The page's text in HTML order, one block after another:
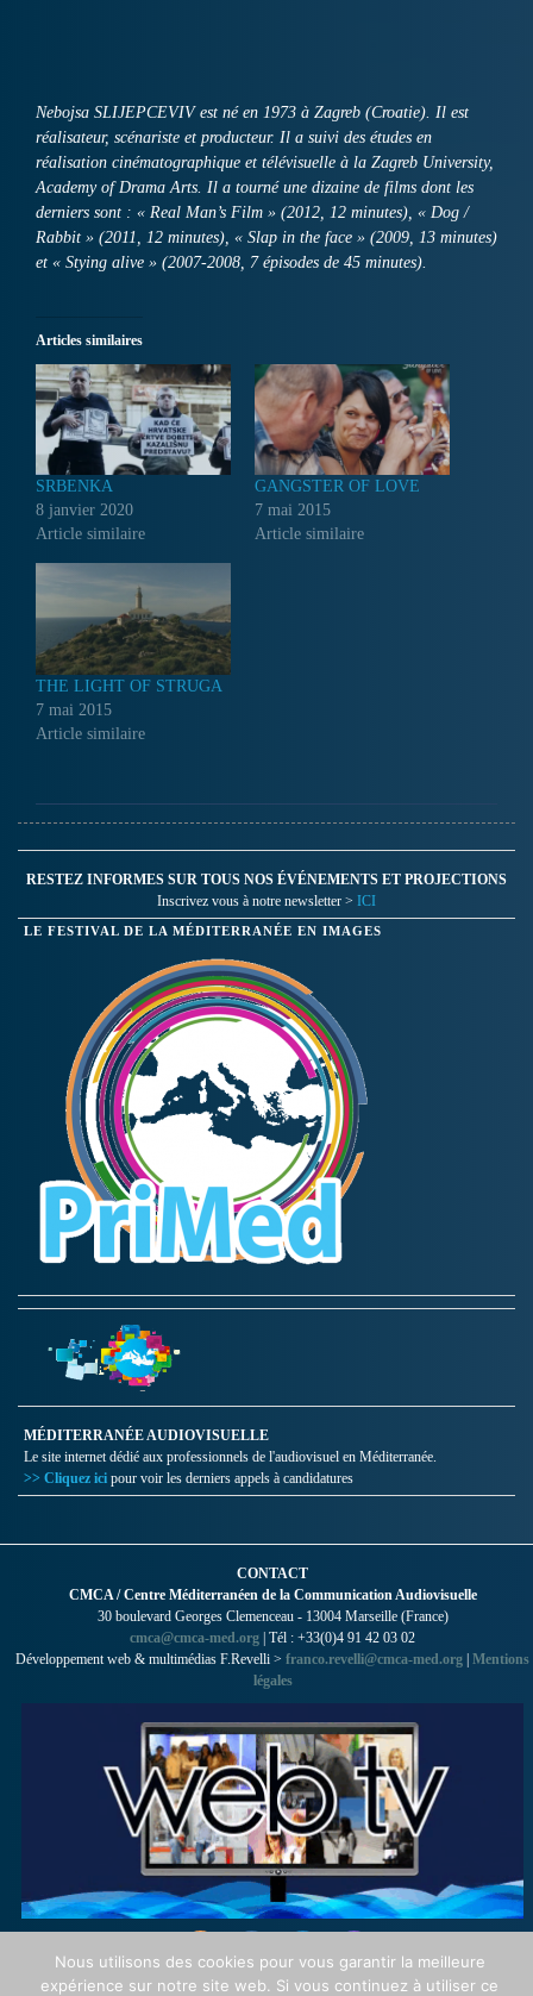
Nebojsa SLIJEPCEVIV est né en 1973 à Zagreb (Croatie). Il est
réalisateur, scénariste et producteur. Il a suivi des études en
réalisation cinématographique et télévisuelle à la Zagreb University,
Academy of Drama Arts. Il a tourné une dizaine de films dont les
derniers sont : « Real Man’s Film » (2012, 12 minutes), « Dog /
Rabbit » (2011, 12 minutes), « Slap in the face » (2009, 13 minutes)
et « Stying alive » (2007-2008, 7 épisodes de 45 minutes).
Articles similaires
SRBENKA
8 janvier 2020
Article similaire
GANGSTER OF LOVE
7 mai 2015
Article similaire
THE LIGHT OF STRUGA
7 mai 2015
Article similaire
RESTEZ INFORMES SUR TOUS NOS ÉVÉNEMENTS ET PROJECTIONS
Inscrivez vous à notre newsletter > ICI
LE FESTIVAL DE LA MÉDITERRANÉE EN IMAGES
MÉDITERRANÉE AUDIOVISUELLE
Le site internet dédié aux professionnels de l'audiovisuel en Méditerranée.
>> Cliquez ici pour voir les derniers appels à candidatures
CONTACT
CMCA / Centre Méditerranéen de la Communication Audiovisuelle
30 boulevard Georges Clemenceau - 13004 Marseille (France)
cmca@cmca-med.org | Tél : +33(0)4 91 42 03 02
Développement web & multimédias F.Revelli > franco.revelli@cmca-med.org Mentions
légales
Nous utilisons des cookies pour vous garantir la meilleure
expérience sur notre site web. Si vous continuez à utiliser ce